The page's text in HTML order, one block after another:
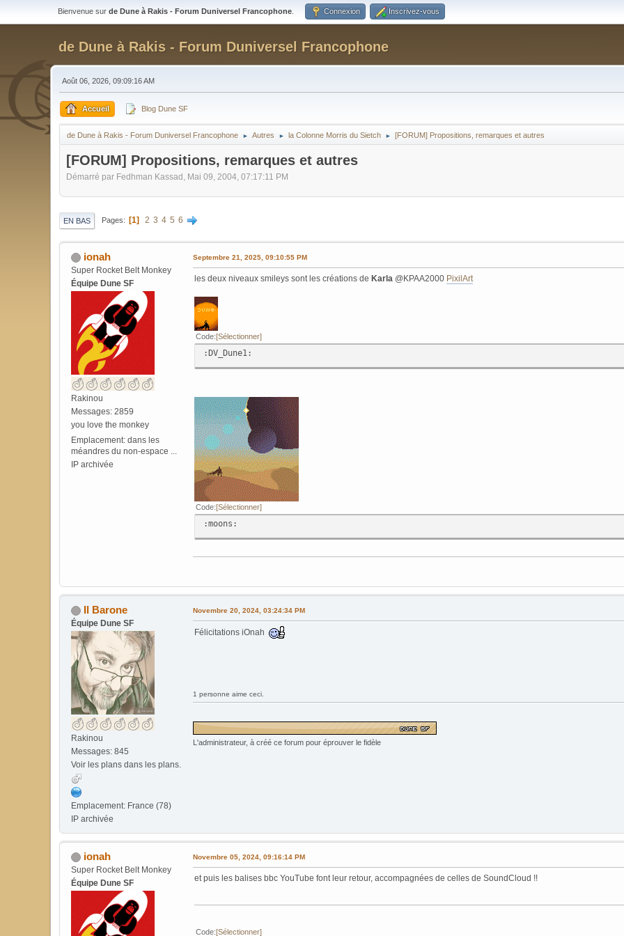
Bienvenue sur de Dune à Rakis - Forum Duniversel Francophone Connexion Inscrivez-vous
de Dune à Rakis - Forum Duniversel Francophone
Août 06, 2026, 09:09:16 AM
Accueil Blog Dune SF
de Dune à Rakis - Forum Duniversel Francophone ► Autres ► la Colonne Morris du Sietch ► [FORUM] Propositions, remarques et autres
[FORUM] Propositions, remarques et autres
Démarré par Fedhman Kassad, Mai 09, 2004, 07:17:11 PM
EN BAS Pages 1 2 3 4 5 6
ionah
Super Rocket Belt Monkey
Équipe Dune SF
Rakinou
Messages: 2859
you love the monkey
Emplacement: dans les
méandres du non-espace ...
IP archivée
Septembre 21, 2025, 09:10:55 PM
les deux niveaux smileys sont les créations de Karla @KPAA2000 PixilArt
Code Sélectionner
:DV_Dune1:
Code Sélectionner
:moons:
Il Barone
Équipe Dune SF
Rakinou
Messages: 845
Voir les plans dans les plans.
Emplacement: France (78)
IP archivée
Novembre 20, 2024, 03:24:34 PM
Félicitations iOnah
1 personne aime ceci.
L'administrateur, à créé ce forum pour éprouver le fidèle
ionah
Super Rocket Belt Monkey
Équipe Dune SF
Novembre 05, 2024, 09:16:14 PM
et puis les balises bbc YouTube font leur retour, accompagnées de celles de SoundCloud !!
Code Sélectionner